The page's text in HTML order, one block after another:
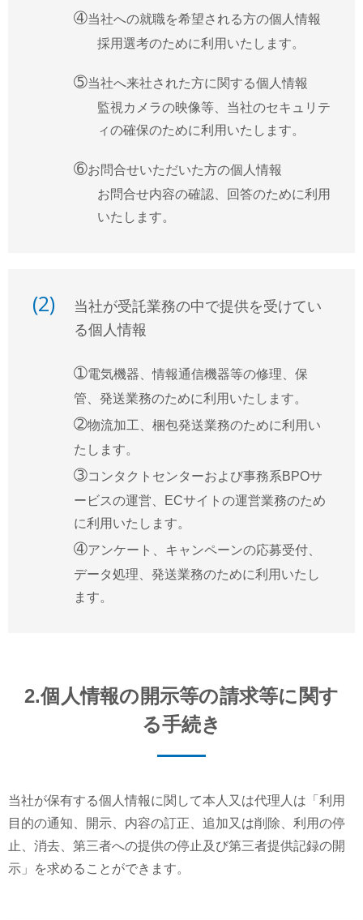
➃当社への就職を希望される方の個人情報
採用選考のために利用いたします。
➄当社へ来社された方に関する個人情報
監視カメラの映像等、当社のセキュリテ
ィの確保のために利用いたします。
➅お問合せいただいた方の個人情報
お問合せ内容の確認、回答のために利用
いたします。
(2)
当社が受託業務の中で提供を受けてい
る個人情報
➀電気機器、情報通信機器等の修理、保
管、発送業務のために利用いたします。
➁物流加工、梱包発送業務のために利用い
たします。
➂コンタクトセンターおよび事務系BPOサ
ービスの運営、ECサイトの運営業務のため
に利用いたします。
➃アンケート、キャンペーンの応募受付、
データ処理、発送業務のために利用いたし
ます。
2.個人情報の開示等の請求等に関す
る手続き
当社が保有する個人情報に関して本人又は代理人は「利用
目的の通知、開示、内容の訂正、追加又は削除、利用の停
止、消去、第三者への提供の停止及び第三者提供記録の開
示」を求めることができます。